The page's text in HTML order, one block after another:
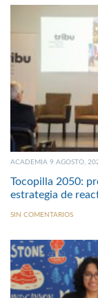
ACADEMIA 9 AGOSTO,
Tocopilla 2050:
estrategia de
SIN COMENTARIOS